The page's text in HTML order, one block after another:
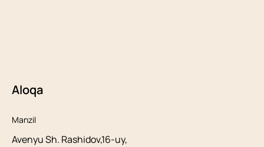
Aloqa
Manzil
Avenyu Sh. Rashidov,16-uy,